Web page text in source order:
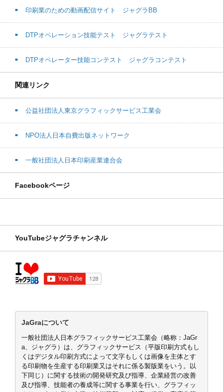
印刷業のための動画配信サイト ジャグラBB
DTPオペレーション技能テスト ジャグラテスト
DTPオペレーター技能コンテスト ジャグラコンテスト
関連リンク
公益社団法人東京グラフィックサービス工業会
NPO法人日本自費出版ネットワーク
一般社団法人日本印刷産業連合会
Facebookページ
YouTubeジャグラチャンネル
JaGraについて
一般社団法人日本グラフィックサービス工業会（略称：JaGr
a、ジャグラ）は、グラフィックサービス（平版印刷方式もし
くはデジタル印刷方式によって文字もしくは画像を主体とす
る印刷物を生産する印刷業又はそれに係る製版業をいう。以
下同じ）に関する技術の開発研究及び指導、企業経営の改善
及び指導、技能者の養成等に関する事業を行い、グラフィッ